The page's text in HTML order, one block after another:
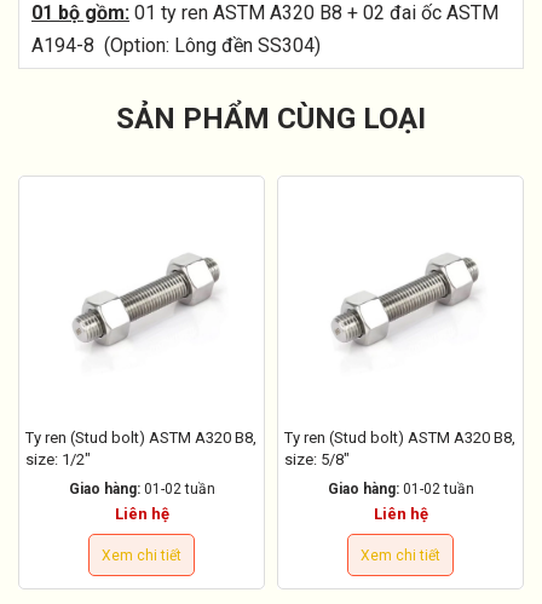
01 bộ gồm: 01 ty ren ASTM A320 B8 + 02 đai ốc ASTM
A194-8 (Option: Lông đền SS304)
SẢN PHẨM CÙNG LOẠI
Ty ren (Stud bolt) ASTM A320 B8,
size: 1/2"
Giao hàng: 01-02 tuần
Liên hệ
Xem chi tiết
Ty ren (Stud bolt) ASTM A320 B8,
size: 5/8"
Giao hàng: 01-02 tuần
Liên hệ
Xem chi tiết